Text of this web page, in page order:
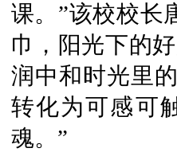
课。”该校校长
巾，阳光下的
润中和时光里
转化为可感可
魂。”